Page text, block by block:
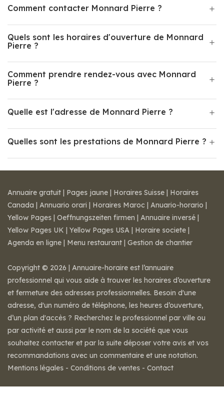
Comment contacter Monnard Pierre ?
Quels sont les horaires d'ouverture de Monnard
Pierre ?
Comment prendre rendez-vous avec Monnard
Pierre ?
Quelle est l'adresse de Monnard Pierre ?
Quelles sont les prestations de Monnard Pierre ?
Annuaire gratuit | Pages jaune | Horaires Suisse | Horaires
Canada | Annuario orari | Horaires Maroc | Anuario-horario |
Yellow Pages | Oeffnungszeiten firmen | Annuaire inversé |
Yellow Pages UK | Yellow Pages USA | Horaire societe |
Agenda en ligne | Menu restaurant | Gestion de chantier
Copyright © 2026 | Annuaire-horaire est l’annuaire
professionnel qui vous aide à trouver les horaires d’ouverture
et fermeture des adresses professionnelles. Besoin d'une
adresse, d'un numéro de téléphone, les heures d’ouverture,
d’un plan d'accès ? Recherchez le professionnel par ville ou
par activité et aussi par le nom de la société que vous
souhaitez contacter et par la suite déposer votre avis et vos
recommandations avec un commentaire et une notation.
Mentions légales - Conditions de ventes - Contact